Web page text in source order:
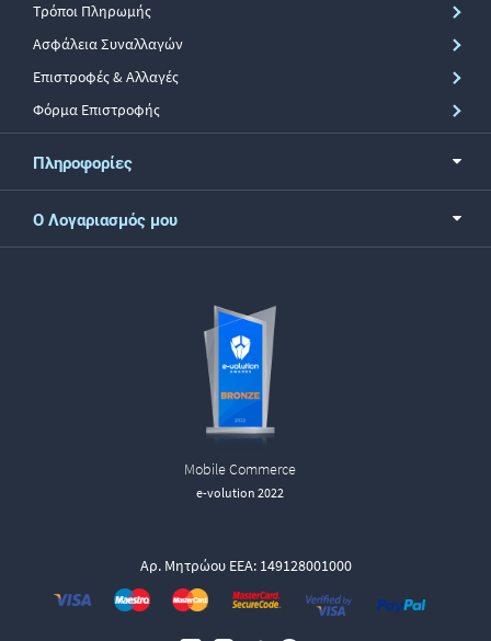
Τρόποι Πληρωμής
Ασφάλεια Συναλλαγών
Επιστροφές & Αλλαγές
Φόρμα Επιστροφής
Πληροφορίες
Ο Λογαριασμός μου
Mobile Commerce
e-volution 2022
Αρ. Μητρώου ΕΕΑ: 149128001000